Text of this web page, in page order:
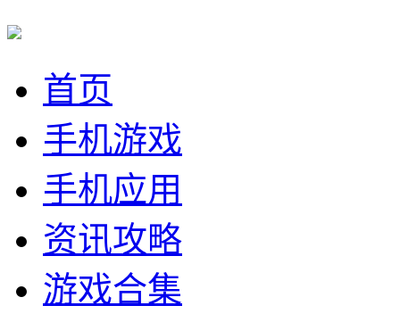
首页
手机游戏
手机应用
资讯攻略
游戏合集